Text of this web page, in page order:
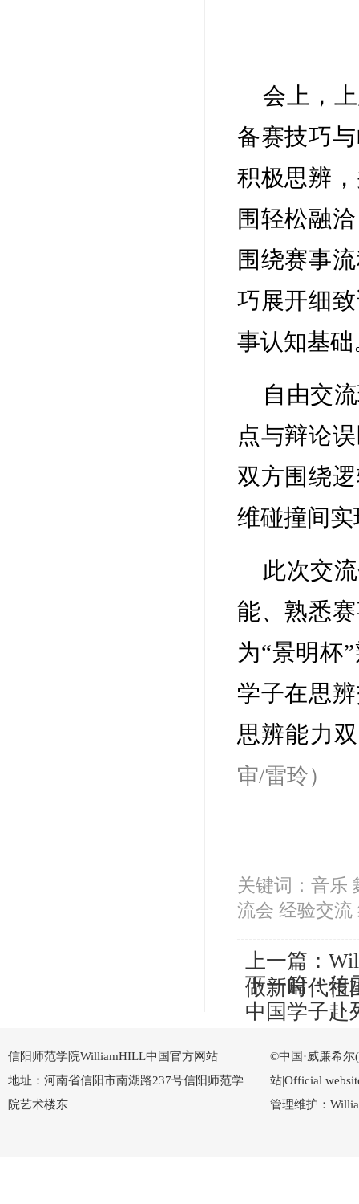
会上，
备赛技巧
积极思辨
围轻松融
围绕赛事
巧展开细
事认知基础
自由交
点与辩论
双方围绕
维碰撞间
此次交
能、熟悉
为“景明杯
学子在思
思辨能力
审/雷玲）
关键词：音乐
流会 经验交流
上一篇：
做新时代祖
下一篇：传
中国学子赴
信阳师范学院WilliamHILL中国官方网站
地址：河南省信阳市南湖路237号信阳师范学
院艺术楼东
©中国·威廉希尔
站|Official
管理维护：